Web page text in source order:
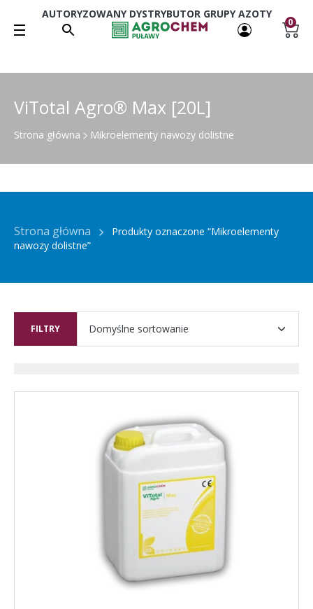
AUTORYZOWANY DYSTRYBUTOR GRUPY AZOTY
0
ViTotal Agro® Max [20L]
Strona główna Mikroelementy nawozy dolistne
Strona główna
Produkty oznaczone “Mikroelementy
nawozy dolistne”
FILTRY